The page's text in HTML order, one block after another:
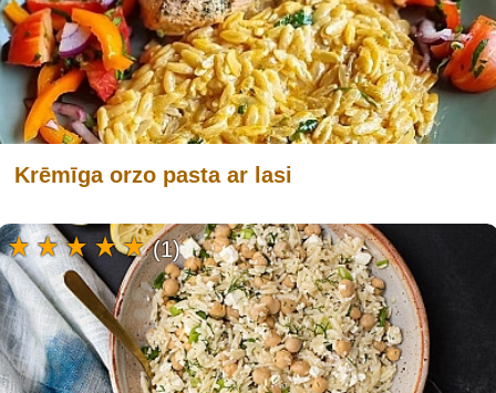
Krēmīga orzo pasta ar lasi
(1)